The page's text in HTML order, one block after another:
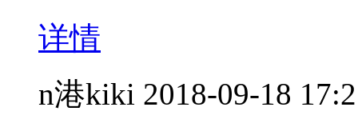
详情
n港kiki 2018-09-18